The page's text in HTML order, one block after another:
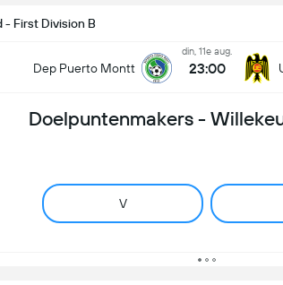
- First Division B
Dep Puerto Montt
din, 11e aug.
23:00
Doelpuntenmakers -
V